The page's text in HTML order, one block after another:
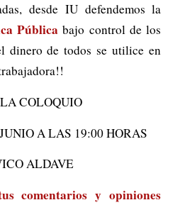
desde IU defendemos la
Pública bajo control de los
dinero de todos se utilice en
COLOQUIO
A LAS 19:00 HORAS
ALDAVE
comentarios y opiniones